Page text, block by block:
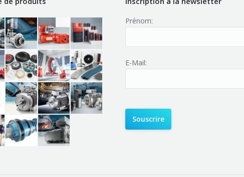
Prénom:
E-Mail: